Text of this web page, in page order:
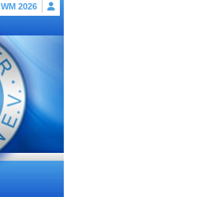
WM 2026